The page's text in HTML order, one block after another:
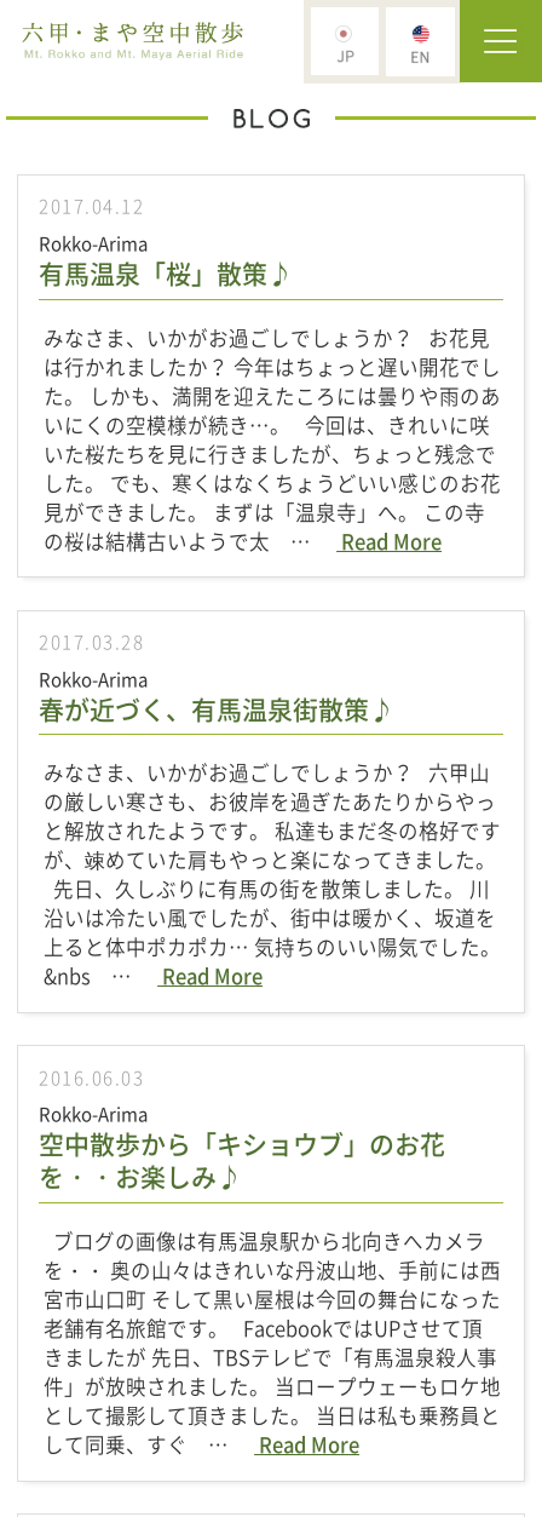
2017.04.12
Rokko-Arima
有馬温泉「桜」散策♪
みなさま、いかがお過ごしでしょうか？ お花見
は行かれましたか？ 今年はちょっと遅い開花でし
た。 しかも、満開を迎えたころには曇りや雨のあ
いにくの空模様が続き…。 今回は、きれいに咲
いた桜たちを見に行きましたが、ちょっと残念で
した。 でも、寒くはなくちょうどいい感じのお花
見ができました。 まずは「温泉寺」へ。 この寺
の桜は結構古いようで太 …
Read More
2017.03.28
Rokko-Arima
春が近づく、有馬温泉街散策♪
みなさま、いかがお過ごしでしょうか？ 六甲山
の厳しい寒さも、お彼岸を過ぎたあたりからやっ
と解放されたようです。 私達もまだ冬の格好です
が、竦めていた肩もやっと楽になってきました。
先日、久しぶりに有馬の街を散策しました。 川
沿いは冷たい風でしたが、街中は暖かく、坂道を
上ると体中ポカポカ… 気持ちのいい陽気でした。
&nbs …
Read More
2016.06.03
Rokko-Arima
空中散歩から「キショウブ」のお花
を・・お楽しみ♪
ブログの画像は有馬温泉駅から北向きへカメラ
を・・ 奥の山々はきれいな丹波山地、手前には西
宮市山口町 そして黒い屋根は今回の舞台になった
老舗有名旅館です。 FacebookではUPさせて頂
きましたが 先日、TBSテレビで「有馬温泉殺人事
件」が放映されました。 当ロープウェーもロケ地
として撮影して頂きました。 当日は私も乗務員と
して同乗、すぐ …
Read More